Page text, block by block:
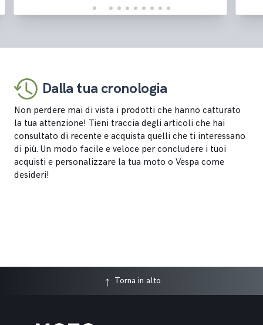
Dalla tua cronologia
Non perdere mai di vista i prodotti che hanno catturato
la tua attenzione! Tieni traccia degli articoli che hai
consultato di recente e acquista quelli che ti interessano
di più. Un modo facile e veloce per concludere i tuoi
acquisti e personalizzare la tua moto o Vespa come
desideri!
Torna in alto